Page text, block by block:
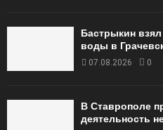
Бастрыкин
воды в
07.08.2026 0
В Ставрополе
деятельность